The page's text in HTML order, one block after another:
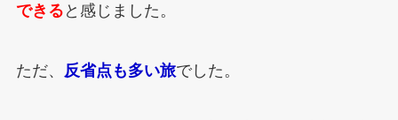
できる と感じました。
ただ、 反省点も多い旅でした。